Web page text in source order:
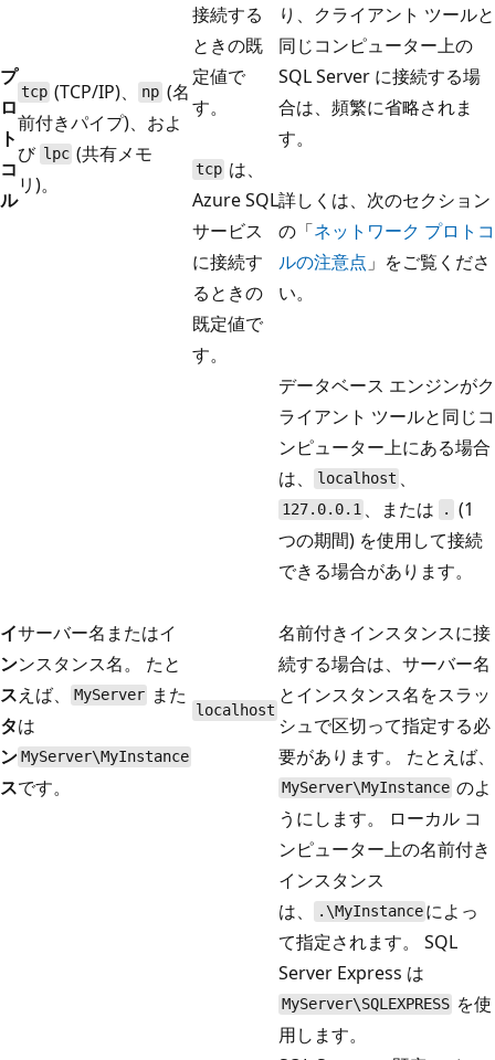
プ
ロ
ト
コ
ル
tcp (TCP/IP)、 np(名
前付きパイプ)、およ
び lpc (共有メモ
リ)。
接続する
ときの既
定値で
す。
tcp は、
Azure SQL
サービス
に接続す
るときの
既定値で
す。
り、クライアント ツールと
同じコンピューター上の
SQL Server に接続する場
合は、頻繁に省略されま
す。
詳しくは、次のセクション
の「ネットワーク プロトコ
ルの注意点 」をご覧くださ
い。
イ
ン
ス
タ
ン
ス
サーバー名またはイ
ンスタンス名。 たと
えば、
MyServer また
は
MyServer\MyInstance
です。
localhost
データベース エンジンがク
ライアント ツールと同じコ
ンピューター上にある場合
は、
localhost 、
127.0.0.1 、または . (1
つの期間) を使用して接続
できる場合があります。
名前付きインスタンスに接
続する場合は、サーバー名
とインスタンス名をスラッ
シュで区切って指定する必
要があります。 たとえば、
MyServer\MyInstance のよ
うにします。 ローカル コ
ンピューター上の名前付き
インスタンス
は、
.\MyInstance によっ
て指定されます。 SQL
Server Express は
MyServer\SQLEXPRESS を使
用します。